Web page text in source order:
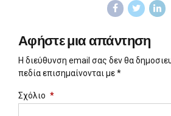
Αφήστε μια απάντηση
Η διεύθυνση email σας δεν θα
πεδία επισημαίνονται με *
Σχόλιο *